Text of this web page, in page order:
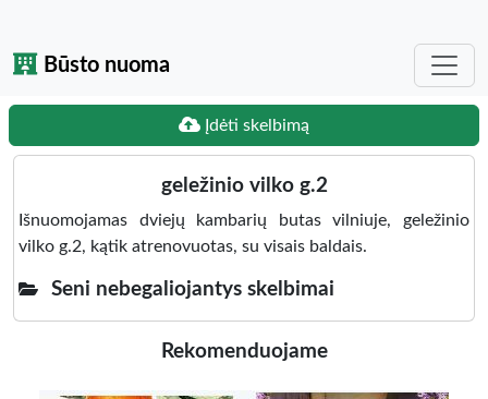
Būsto nuoma
Įdėti skelbimą
geležinio vilko g.2
Išnuomojamas dviejų kambarių butas vilniuje, geležinio
vilko g.2, kątik atrenovuotas, su visais baldais.
Seni nebegaliojantys skelbimai
Rekomenduojame